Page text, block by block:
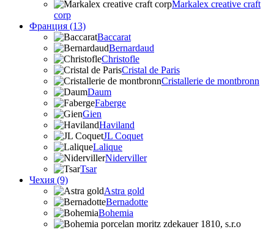
Markalex creative craft
corp
Франция (13)
Baccarat
Bernardaud
Christofle
Cristal de Paris
Cristallerie de montbronn
Daum
Faberge
Gien
Haviland
JL Coquet
Lalique
Niderviller
Tsar
Чехия (9)
Astra gold
Bernadotte
Bohemia